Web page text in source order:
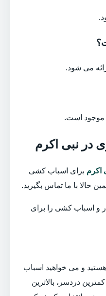
می شود.
موجود است.
در نبی اکرم
اکرم برای اسباب کشی
حالا با ما تماس بگیرید.
و اسباب کشی را برای
هستید و می خواهید اسباب
دردسر، بالاترین